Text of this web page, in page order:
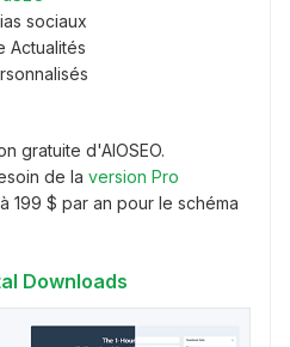
sociaux
Actualités
gratuite d'AIOSEO.
de la version Pro
199 $ par an pour le schéma
Downloads